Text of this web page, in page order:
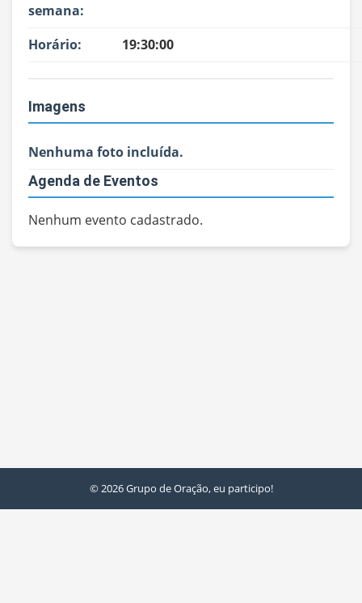
semana:
Horário: 19:30:00
Imagens
Nenhuma foto incluída.
Agenda de Eventos
Nenhum evento cadastrado.
© 2026 Grupo de Oração, eu participo!